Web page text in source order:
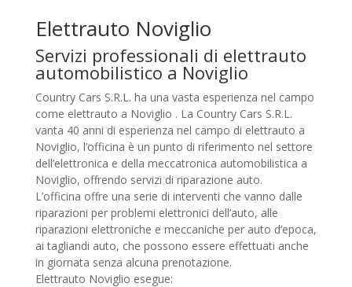
Elettrauto Noviglio
Servizi professionali di elettrauto
automobilistico a Noviglio
Country Cars S.R.L. ha una vasta esperienza nel campo
come elettrauto a Noviglio . La Country Cars S.R.L.
vanta 40 anni di esperienza nel campo di elettrauto a
Noviglio, l’officina è un punto di riferimento nel settore
dell’elettronica e della meccatronica automobilistica a
Noviglio, offrendo servizi di riparazione auto.
L’officina offre una serie di interventi che vanno dalle
riparazioni per problemi elettronici dell’auto, alle
riparazioni elettroniche e meccaniche per auto d’epoca,
ai tagliandi auto, che possono essere effettuati anche
in giornata senza alcuna prenotazione.
Elettrauto Noviglio esegue: